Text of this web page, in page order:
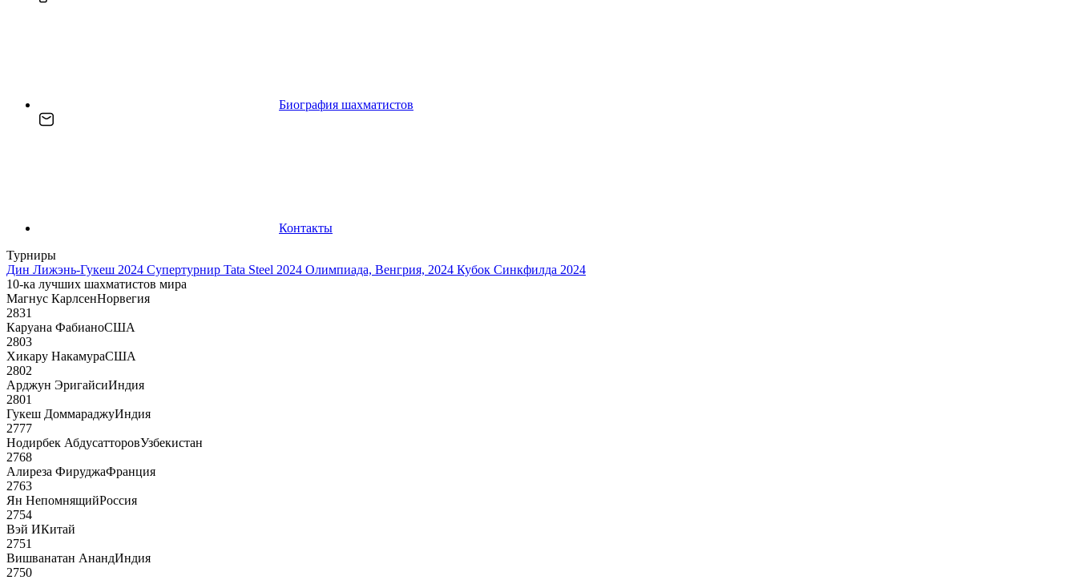
Биография шахматистов
Контакты
Турниры
Дин Лижэнь-Гукеш 2024 Супертурнир Tata Steel 2024 Олимпиада, Венгрия, 2024 Кубок Синкфилда 2024
10-ка лучших шахматистов мира
Магнус КарлсенНорвегия
2831
Каруана ФабианоСША
2803
Хикару НакамураСША
2802
Арджун ЭригайсиИндия
2801
Гукеш ДоммараджуИндия
2777
Нодирбек АбдусатторовУзбекистан
2768
Алиреза ФируджаФранция
2763
Ян НепомнящийРоссия
2754
Вэй ИКитай
2751
Вишванатан АнандИндия
2750